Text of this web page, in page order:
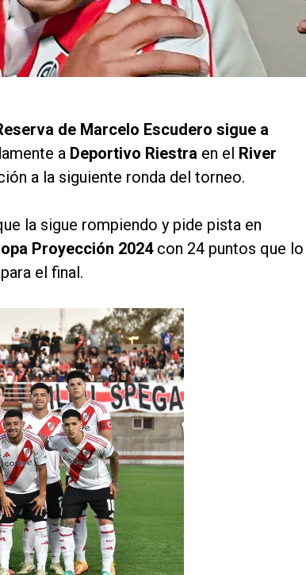
de Marcelo Escudero sigue a
a Deportivo Riestra en el River
a la siguiente ronda del torneo.
la sigue rompiendo y pide pista en
Proyección 2024 con 24 puntos que lo
el final.